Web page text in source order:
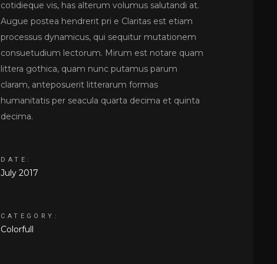
cotidieque vis, has alterum volumus salutandi at.
Augue postea hendrerit pri e Claritas est etiam
processus dynamicus, qui sequitur mutationem
consuetudium lectorum. Mirum est notare quam
littera gothica, quam nunc putamus parum
claram, anteposuerit litterarum formas
humanitatis per seacula quarta decima et quinta
decima.
DATE:
July 2017
CATEGORY:
Colorfull